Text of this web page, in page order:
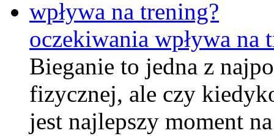
oczekiwania wpływa na
Bieganie to jedna z
fizycznej, ale czy
jest najlepszy moment